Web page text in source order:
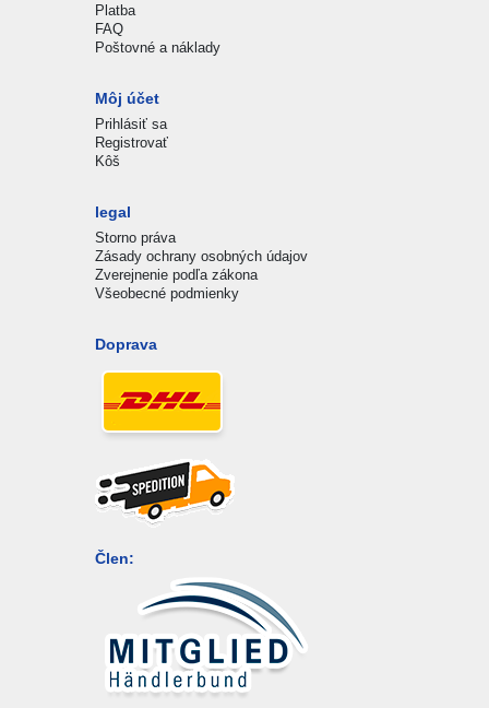
Platba
FAQ
Poštovné a náklady
Môj účet
Prihlásiť sa
Registrovať
Kôš
legal
Storno práva
Zásady ochrany osobných údajov
Zverejnenie podľa zákona
Všeobecné podmienky
Doprava
Člen: